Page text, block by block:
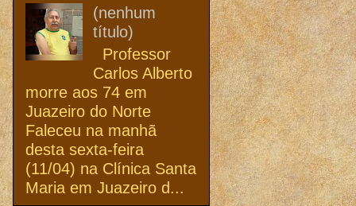
(nenhum
título)
Professor
Carlos Alberto
morre aos 74 em
Juazeiro do Norte
Faleceu na manhã
desta sexta-feira
(11/04) na Clínica Santa
Maria em Juazeiro d...